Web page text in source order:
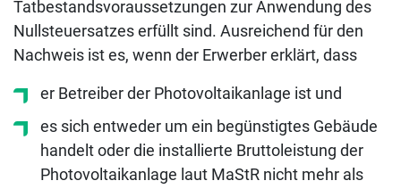
Tatbestandsvoraussetzungen zur Anwendung des
Nullsteuersatzes erfüllt sind. Ausreichend für den
Nachweis ist es, wenn der Erwerber erklärt, dass
er Betreiber der Photovoltaikanlage ist und
es sich entweder um ein begünstigtes Gebäude
handelt oder die installierte Bruttoleistung der
Photovoltaikanlage laut MaStR nicht mehr als